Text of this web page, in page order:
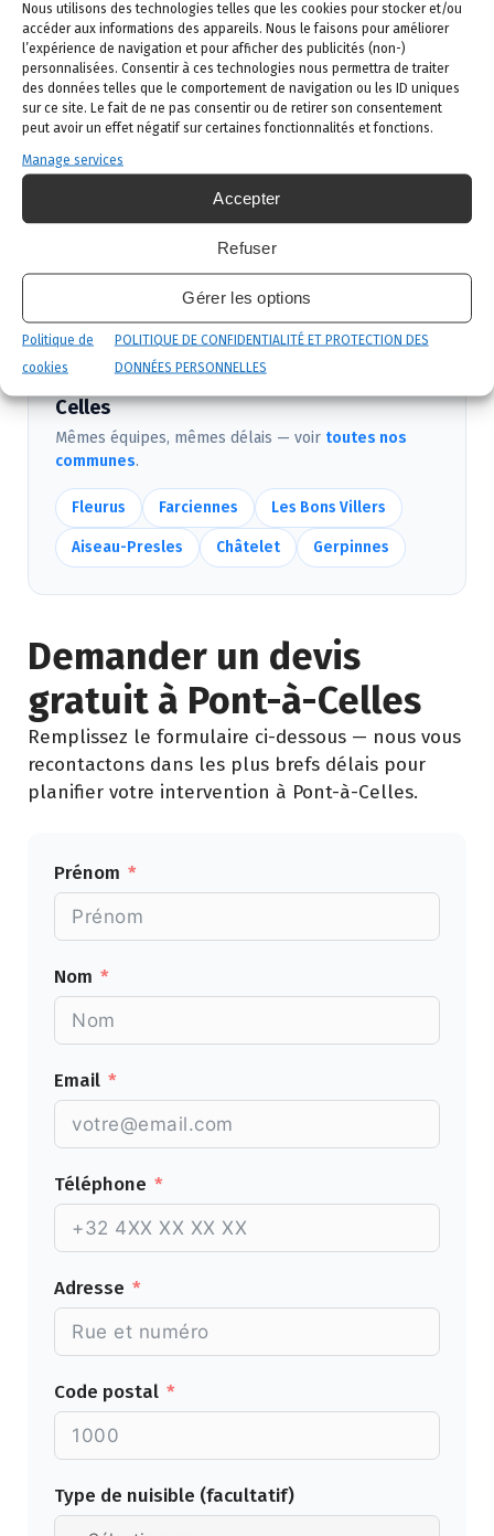
Nous utilisons des technologies telles que les cookies pour stocker et/ou
accéder aux informations des appareils. Nous le faisons pour améliorer
l’expérience de navigation et pour afficher des publicités (non-)
personnalisées. Consentir à ces technologies nous permettra de traiter
des données telles que le comportement de navigation ou les ID uniques
sur ce site. Le fait de ne pas consentir ou de retirer son consentement
peut avoir un effet négatif sur certaines fonctionnalités et fonctions.
Manage services
Accepter
Refuser
Gérer les options
Politique de
cookies
POLITIQUE DE CONFIDENTIALITÉ ET PROTECTION DES
DONNÉES PERSONNELLES
formulaire ci-dessous ou vous nous appelez au
02 523 21 89. Réponse sous 24h.
Diagnostic gratuit: notre technicien vient
identifier la nuisance et son origine.
Intervention ciblée: traitement adapté,
produits certifiés, sécurité maximale, discrétion
garantie.
Celles
Mêmes équipes, mêmes délais — voir toutes nos
communes.
Fleurus Farciennes Les Bons Villers
Aiseau-Presles Châtelet Gerpinnes
Demander un devis
gratuit à Pont-à-Celles
Remplissez le formulaire ci-dessous — nous vous
recontactons dans les plus brefs délais pour
planifier votre intervention à Pont-à-Celles.
Prénom
Nom
Email
Téléphone
Adresse
Code postal
Type de nuisible (facultatif)